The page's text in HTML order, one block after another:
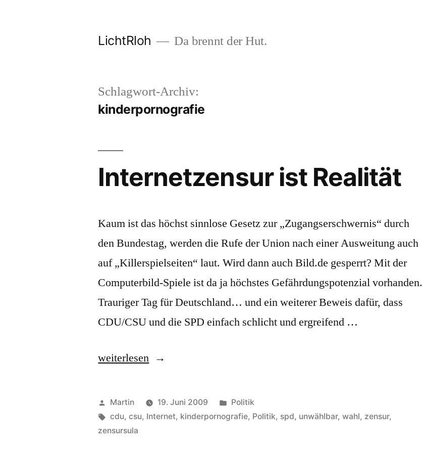
LichtRloh Da brennt der Hut.
Schlagwort-Archiv:
kinderpornografie
Internetzensur ist Realität
Kaum ist das höchst sinnlose Gesetz zur „Zugangserschwernis“ durch
den Bundestag, werden die Rufe der Union nach einer Ausweitung auch
auf „Killerspielseiten“ laut. Wird dann auch Bild.de gesperrt? Mit der
Computerbild-Spiele ist da ja höchstes Gefährdungspotenzial vorhanden.
Trauriger Tag für Deutschland… und ein weiterer Beweis dafür, dass
CDU/CSU und die SPD einfach schlicht und ergreifend …
„Internetzensur
Realität“
weiterlesen
Veröffentlicht
von
Martin 19. Juni 2009
Veröffentlicht
unter
Politik
Schlagwörter:
cdu,csu, Internet, kinderpornografie, Politik, spd, unwählbar,wahl, zensur,
zensursula